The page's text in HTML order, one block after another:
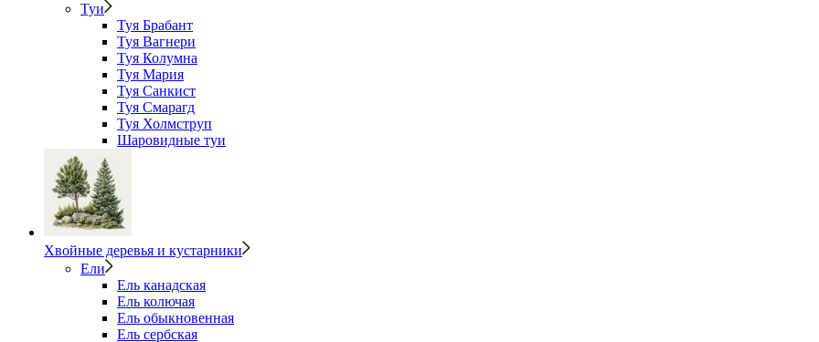
Туи
Туя Брабант
Туя Вагнери
Туя Колумна
Туя Мария
Туя Санкист
Туя Смарагд
Туя Холмструп
Шаровидные туи
Хвойные деревья и кустарники
Ели
Ель канадская
Ель колючая
Ель обыкновенная
Ель сербская